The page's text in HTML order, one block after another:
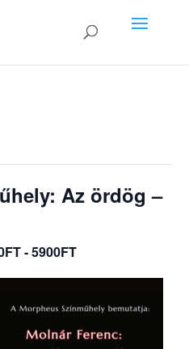
Az ördög –
- 5900FT